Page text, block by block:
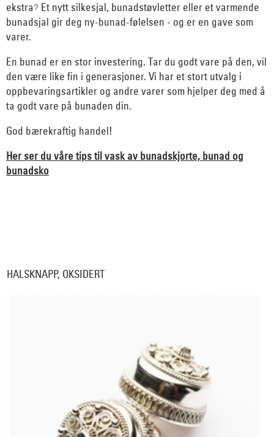
ekstra? Et nytt silkesjal, bunadstøvletter eller et varmende
bunadsjal gir deg ny-bunad-følelsen - og er en gave som
varer.
En bunad er en stor investering. Tar du godt vare på den, vil
den være like fin i generasjoner. Vi har et stort utvalg i
oppbevaringsartikler og andre varer som hjelper deg med å
ta godt vare på bunaden din.
God bærekraftig handel!
Her ser du våre tips til vask av bunadskjorte, bunad og
bunadsko
HALSKNAPP, OKSIDERT